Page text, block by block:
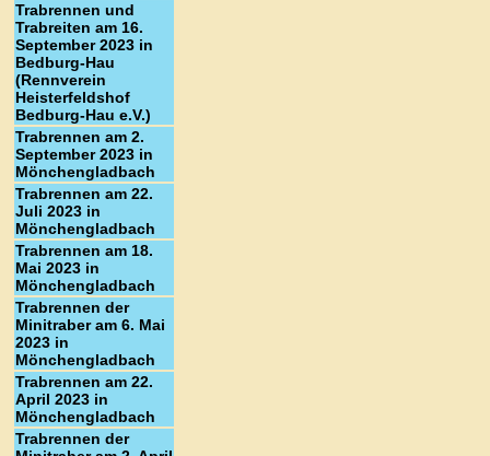
Trabrennen und
Trabreiten am 16.
September 2023 in
Bedburg-Hau
(Rennverein
Heisterfeldshof
Bedburg-Hau e.V.)
Trabrennen am 2.
September 2023 in
Mönchengladbach
Trabrennen am 22.
Juli 2023 in
Mönchengladbach
Trabrennen am 18.
Mai 2023 in
Mönchengladbach
Trabrennen der
Minitraber am 6. Mai
2023 in
Mönchengladbach
Trabrennen am 22.
April 2023 in
Mönchengladbach
Trabrennen der